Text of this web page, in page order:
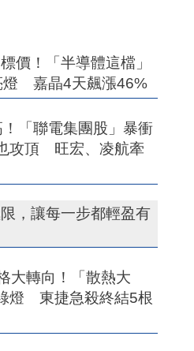
價！「半導體這檔」
燈 嘉晶4天飆漲46%
「聯電集團股」暴衝
攻頂 旺宏、凌航牽
，讓每一步都輕盈有
大轉向！「散熱大
燈 東捷急殺終結5根